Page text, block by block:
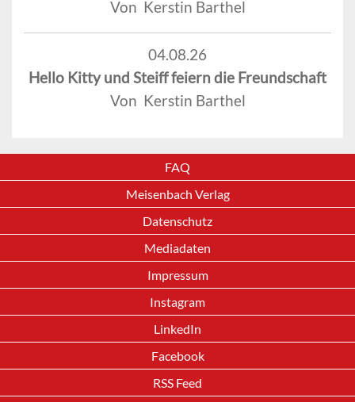
Von Kerstin Barthel
04.08.26
Hello Kitty und Steiff feiern die Freundschaft
Von Kerstin Barthel
FAQ
Meisenbach Verlag
Datenschutz
Mediadaten
Impressum
Instagram
LinkedIn
Facebook
RSS Feed